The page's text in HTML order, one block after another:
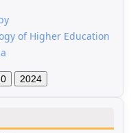
of Higher Education
2024